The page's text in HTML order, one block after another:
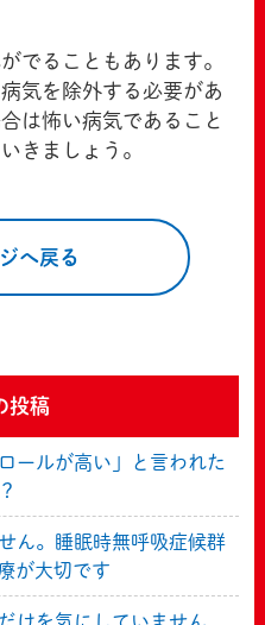
でることもあります。
気を除外する必要があ
は怖い病気であること
きましょう。
へ戻る
投稿
ールが高い」と言われた
ん。睡眠時無呼吸症候群
が大切です
けを気にしていません